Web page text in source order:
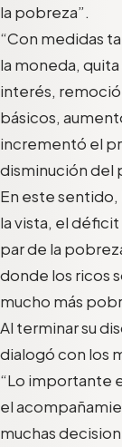
la pobreza”.
“Con medidas
la moneda,
interés,
básicos,
incrementó el
disminución del
En este sentido,
la vista, el
par de la
donde los ricos
mucho más
Al terminar su
dialogó con los
“Lo importante
el
muchas